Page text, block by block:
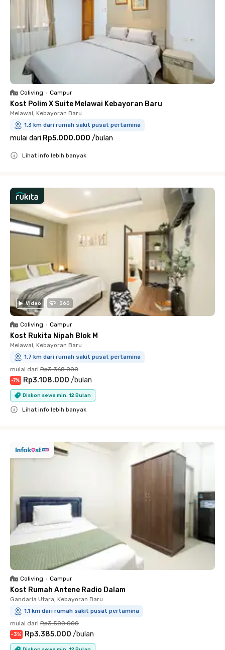
Coliving • Campur
Kost Polim X Suite Melawai Kebayoran Baru
Melawai, Kebayoran Baru
1.3 km dari rumah sakit pusat pertamina
mulai dari Rp5.000.000 /bulan
Lihat info lebih banyak
Video 360
Coliving • Campur
Kost Rukita Nipah Blok M
Melawai, Kebayoran Baru
1.7 km dari rumah sakit pusat pertamina
mulai dari Rp3.368.000
-7% Rp3.108.000 /bulan
Diskon sewa min. 12 Bulan
Lihat info lebih banyak
Coliving • Campur
Kost Rumah Antene Radio Dalam
Gandaria Utara, Kebayoran Baru
1.1 km dari rumah sakit pusat pertamina
mulai dari Rp3.500.000
-3% Rp3.385.000 /bulan